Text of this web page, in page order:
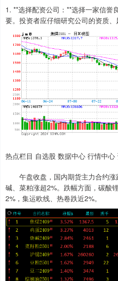
1. **选择配资公司：**选择一家信誉
要。投资者应仔细研究公司的资质、
热点栏目 自选股 数据中心 行情中
午盘收盘，国内期货主力合约涨
碱、菜粕涨超2%。跌幅方面，碳酸
2%，集运欧线、热卷跌近2%。